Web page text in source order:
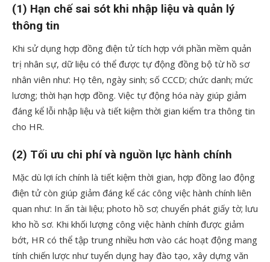
(1) Hạn chế sai sót khi nhập liệu và quản lý
thông tin
Khi sử dụng hợp đồng điện tử tích hợp với phần mềm quản
trị nhân sự, dữ liệu có thể được tự động đồng bộ từ hồ sơ
nhân viên như: Họ tên, ngày sinh; số CCCD; chức danh; mức
lương; thời hạn hợp đồng. Việc tự động hóa này giúp giảm
đáng kể lỗi nhập liệu và tiết kiệm thời gian kiểm tra thông tin
cho HR.
(2) Tối ưu chi phí và nguồn lực hành chính
Mặc dù lợi ích chính là tiết kiệm thời gian, hợp đồng lao động
điện tử còn giúp giảm đáng kể các công việc hành chính liên
quan như: In ấn tài liệu; photo hồ sơ; chuyển phát giấy tờ; lưu
kho hồ sơ. Khi khối lượng công việc hành chính được giảm
bớt, HR có thể tập trung nhiều hơn vào các hoạt động mang
tính chiến lược như tuyển dụng hay đào tạo, xây dựng văn